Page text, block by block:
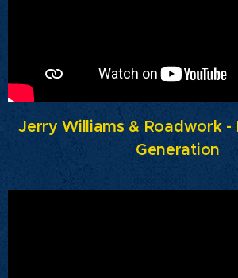
Jerry Williams & Roadwork -
Generation